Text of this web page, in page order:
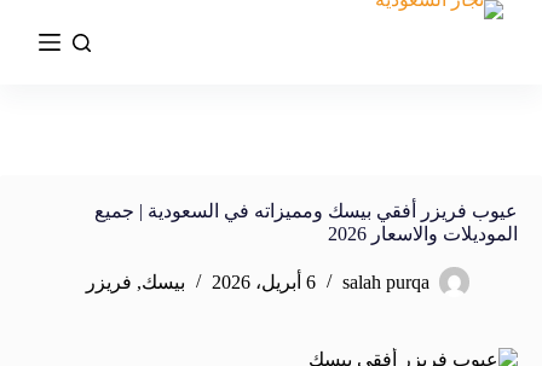
عيوب فريزر أفقي بيسك ومميزاته في السعودية | جميع
الموديلات والاسعار 2026
salah purqa 6 أبريل، 2026 بيسك, فريزر